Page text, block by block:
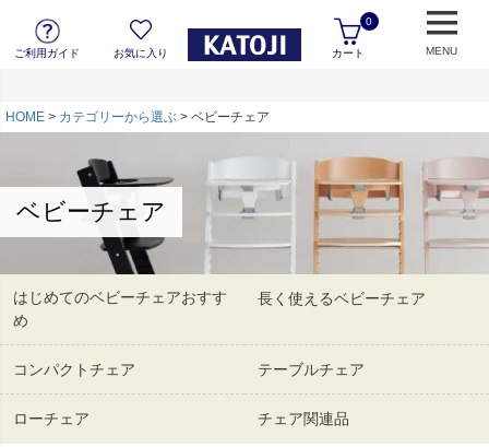
ご利用ガイド お気に入り カート
0
MENU
HOME カテゴリーから選ぶ ベビーチェア
ベビーチェア
はじめてのベビーチェアおすす
め
長く使えるベビーチェア
コンパクトチェア テーブルチェア
ローチェア チェア関連品